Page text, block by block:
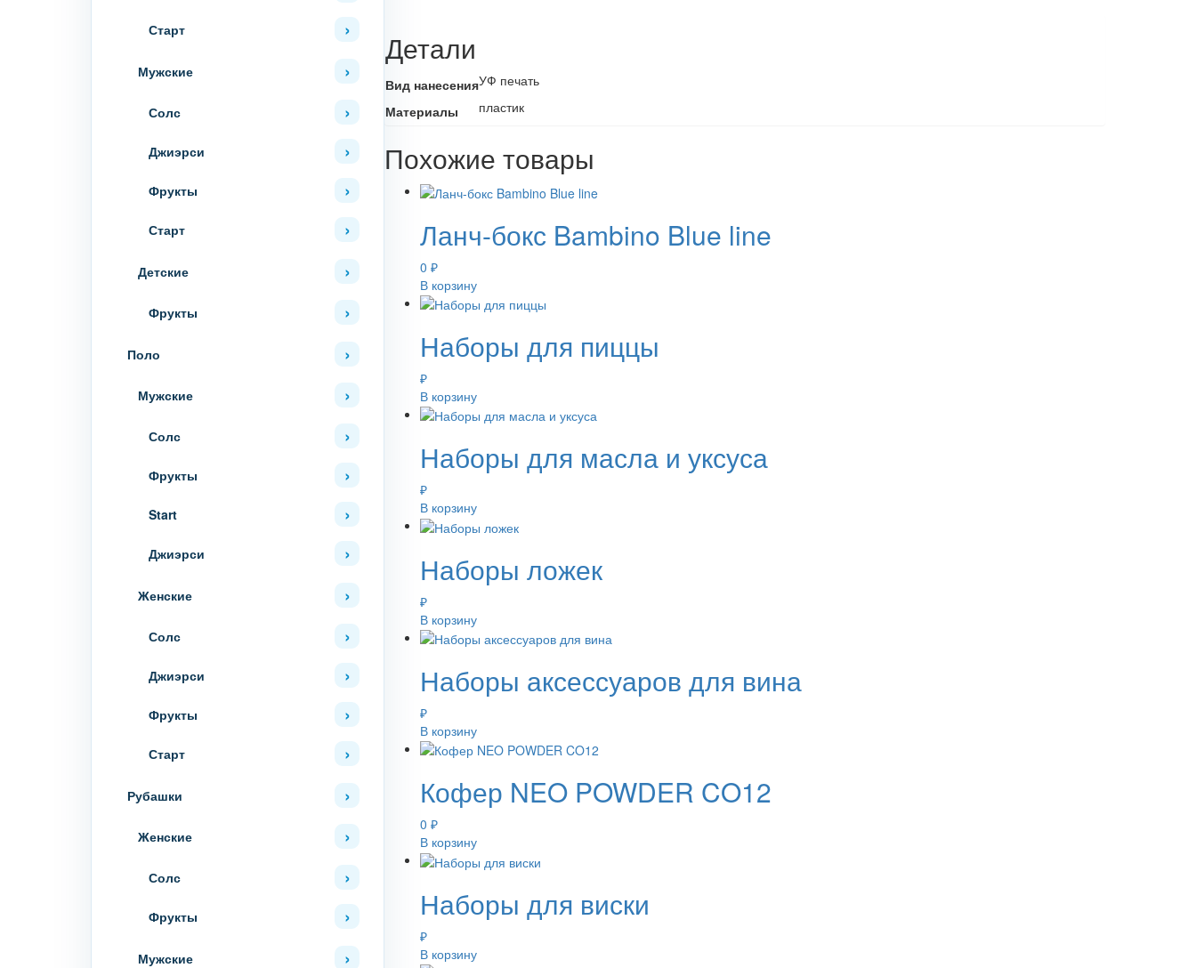
Старт
Мужские
Солс
Джиэрси
Фрукты
Старт
Детские
Фрукты
Поло
Мужские
Солс
Фрукты
Start
Джиэрси
Женские
Солс
Джиэрси
Фрукты
Старт
Рубашки
Женские
Солс
Фрукты
Мужские
Детали
Вид нанесенияУФ печать
Материалы
пластик
Похожие товары
Ланч-бокс Bambino Blue line
0 ₽
В корзину
Наборы для пиццы
₽
В корзину
Наборы для масла и уксуса
₽
В корзину
Наборы ложек
₽
В корзину
Наборы аксессуаров для вина
₽
В корзину
Кофер NEO POWDER CO12
0 ₽
В корзину
Наборы для виски
₽
В корзину